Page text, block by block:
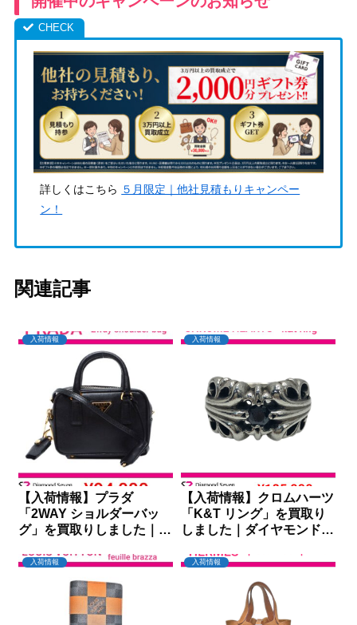
詳しくはこちら ５月限定｜他社見積もりキャンペー
ン！
関連記事
入荷情報
【入荷情報】プラダ
「2WAY ショルダーバッ
グ」を買取りしました｜ダ
入荷情報
【入荷情報】クロムハーツ
「K&T リング」を買取り
しました｜ダイヤモンドセ
入荷情報 入荷情報